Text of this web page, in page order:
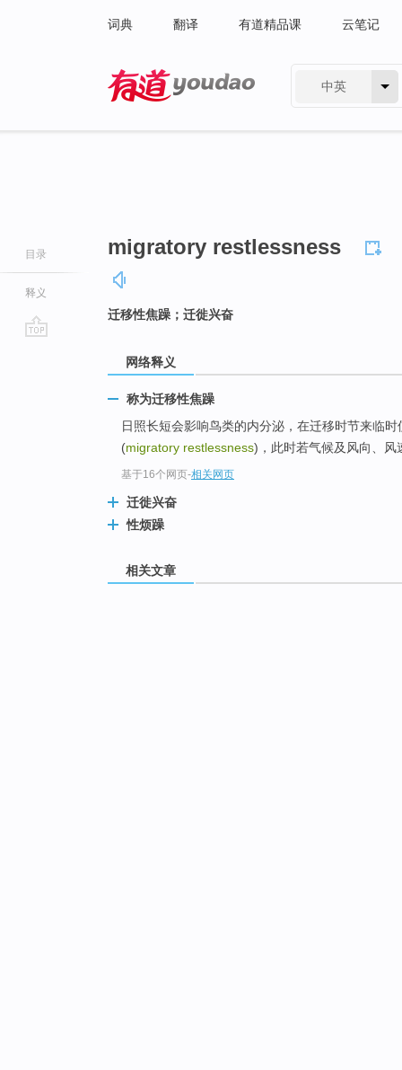
词典 翻译 有道精品课 云笔记
中英
目录
释义
migratory restlessness
迁移性焦躁；迁徙兴奋
网络释义
称为迁移性焦躁
日照长短会影响鸟类的内分泌，在迁移时节来临
(migratory restlessness)，此时若气候及风向、风
基于16个网页-相关网页
迁徙兴奋
性烦躁
相关文章